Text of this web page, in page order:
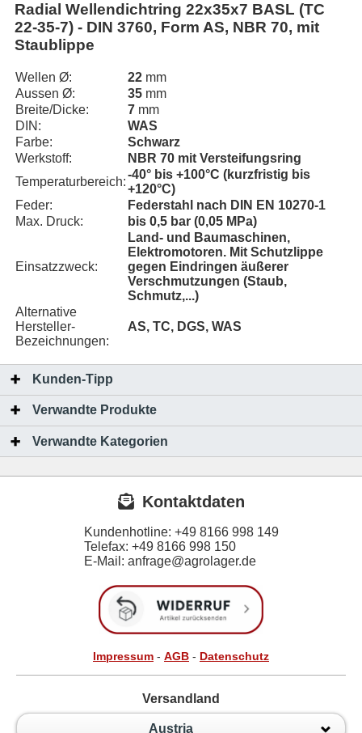
Radial Wellendichtring 22x35x7 BASL (TC
22-35-7) - DIN 3760, Form AS, NBR 70, mit
Staublippe
Wellen Ø: 22 mm
Aussen Ø:
35 mm
Breite/Dicke:
7 mm
DIN:
WAS
Farbe:
Schwarz
Werkstoff:
NBR 70 mit Versteifungsring
Temperaturbereich:
-40° bis +100°C (kurzfristig bis
+120°C)
Feder:
Federstahl nach DIN EN 10270-1
Max. Druck:
bis 0,5 bar (0,05 MPa)
Einsatzzweck:
Land- und Baumaschinen,
Elektromotoren. Mit Schutzlippe
gegen Eindringen äußerer
Verschmutzungen (Staub,
Schmutz,...)
Alternative
Hersteller-
Bezeichnungen:
AS, TC, DGS, WAS
Kunden-Tipp
Verwandte Produkte
Verwandte Kategorien
Kontaktdaten
Kundenhotline: +49 8166 998 149
Telefax: +49 8166 998 150
E-Mail: anfrage@agrolager.de
Impressum - AGB - Datenschutz
Versandland
Austria